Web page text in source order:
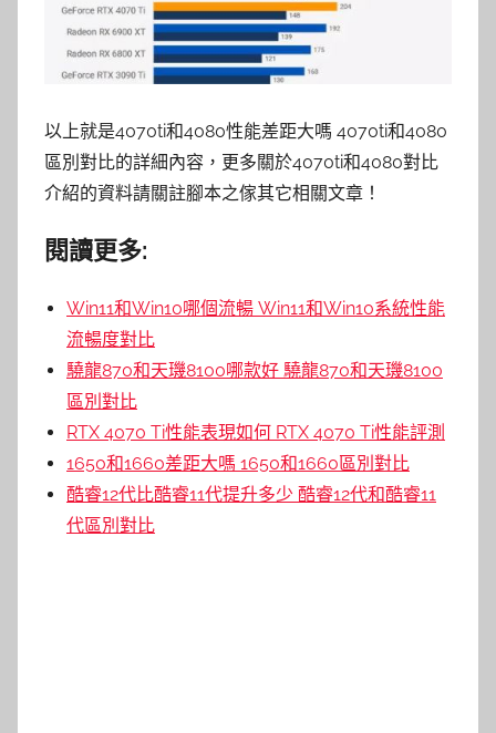
以上就是4070ti和4080性能差距大嗎 4070ti和4080
區別對比的詳細內容，更多關於4070ti和4080對比
介紹的資料請關註腳本之傢其它相關文章！
閱讀更多:
Win11和Win10哪個流暢 Win11和Win10系統性能
流暢度對比
驍龍870和天璣8100哪款好 驍龍870和天璣8100
區別對比
RTX 4070 Ti性能表現如何 RTX 4070 Ti性能評測
1650和1660差距大嗎 1650和1660區別對比
酷睿12代比酷睿11代提升多少 酷睿12代和酷睿11
代區別對比